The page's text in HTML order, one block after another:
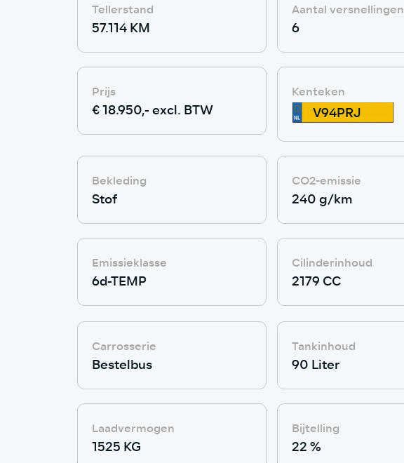
Tellerstand
57.114 KM
Aantal versnellingen
6
Prijs
€ 18.950,- excl. BTW
Kenteken
V94PRJ
Bekleding
Stof
CO2-emissie
240 g/km
Emissieklasse
6d-TEMP
Cilinderinhoud
2179 CC
Carrosserie
Bestelbus
Tankinhoud
90 Liter
Laadvermogen
1525 KG
Bijtelling
22 %